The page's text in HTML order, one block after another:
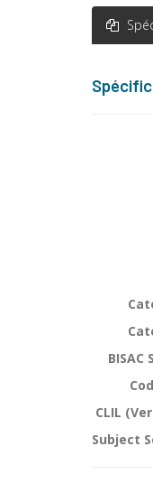
CLIL